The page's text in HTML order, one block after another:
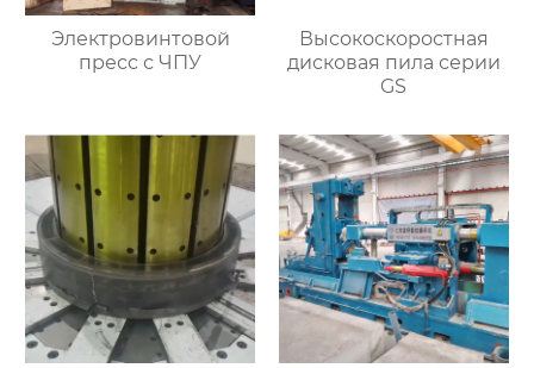
Электровинтовой
пресс с ЧПУ
Высокоскоростная
дисковая пила серии
GS